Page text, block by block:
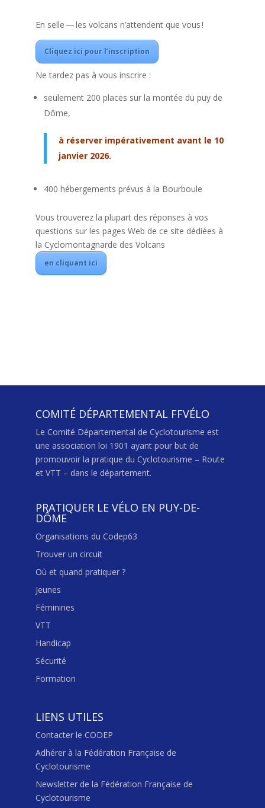
En selle — les volcans n’attendent que vous !
Cliquez ici pour l’inscription
Ne tardez pas à vous inscrire :
seulement 200 places sur la montée du puy de
Dôme,
à réserver impérativement avant le 10
janvier 2026.
400 hébergements prévus à la Bourboule
Vous trouverez la plupart des réponses à vos
questions sur les pages Web de ce site dédiées à
la Cyclomontagnarde des Volcans
en cliquant ici
COMITÉ DÉPARTEMENTAL FFVÉLO
Le Comité Départemental de Cyclotourisme est
une association loi 1901 ayant pour but de
promouvoir la pratique du Cyclotourisme – Route
et VTT – dans le département.
PRATIQUER LE VÉLO EN PUY-DE-
DÔME
Organisations du Codep63
Trouver un circuit
Où et quand pratiquer ?
Jeunes
Féminines
VTT
Handicap
Sécurité
Formation
LIENS UTILES
Contacter le CODEP
Adhérer à la Fédération Française de
Cyclotourisme
Newsletter de la Fédération Française de
Cyclotourisme